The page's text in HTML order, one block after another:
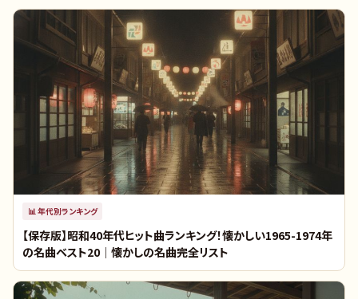
📊 年代別ランキング
【保存版】昭和40年代ヒット曲ランキング！懐かしい1965-1974年
の名曲ベスト20｜懐かしの名曲完全リスト